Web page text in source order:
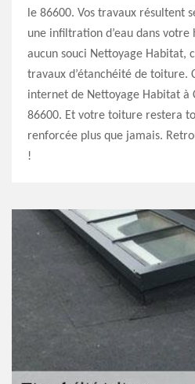
le 86600. Vos travaux résultent
une infiltration d’eau dans votre
aucun souci Nettoyage Habitat,
travaux d’étanchéité de toiture.
internet de Nettoyage Habitat à
86600. Et votre toiture restera
renforcée plus que jamais.
!